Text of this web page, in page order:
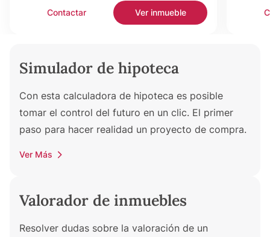
Contactar Ver inmueble
Simulador de hipoteca
Con esta calculadora de hipoteca es posible
tomar el control del futuro en un clic. El primer
paso para hacer realidad un proyecto de compra.
Ver Más
Valorador de inmuebles
Resolver dudas sobre la valoración de un